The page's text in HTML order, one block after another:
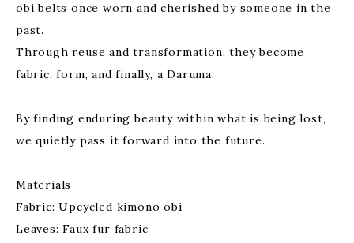
obi belts once worn and cherished by someone in the
past.
Through reuse and transformation, they become
fabric, form, and finally, a Daruma.
By finding enduring beauty within what is being lost,
we quietly pass it forward into the future.
Materials
Fabric: Upcycled kimono obi
Leaves: Faux fur fabric